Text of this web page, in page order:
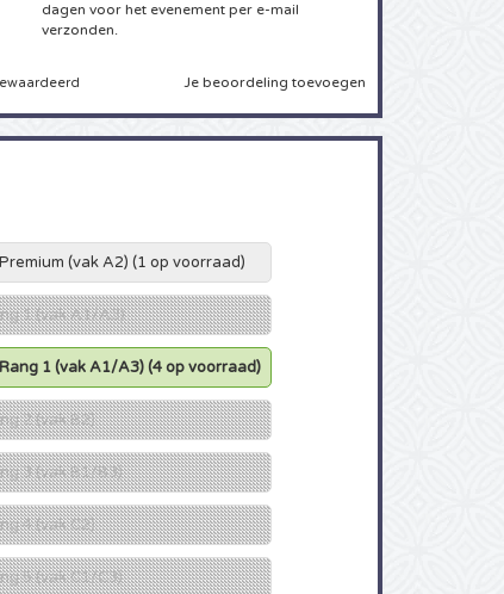
dagen voor het evenement per e-mail
verzonden.
Je beoordeling toevoegen
(vak A2)(1 op voorraad)
1 (vak A1/A3)
1 (vak A1/A3)(4 op voorraad)
2 (vak B2)
3 (vak B1/B3)
4 (vak C2)
5 (vak C1/C3)